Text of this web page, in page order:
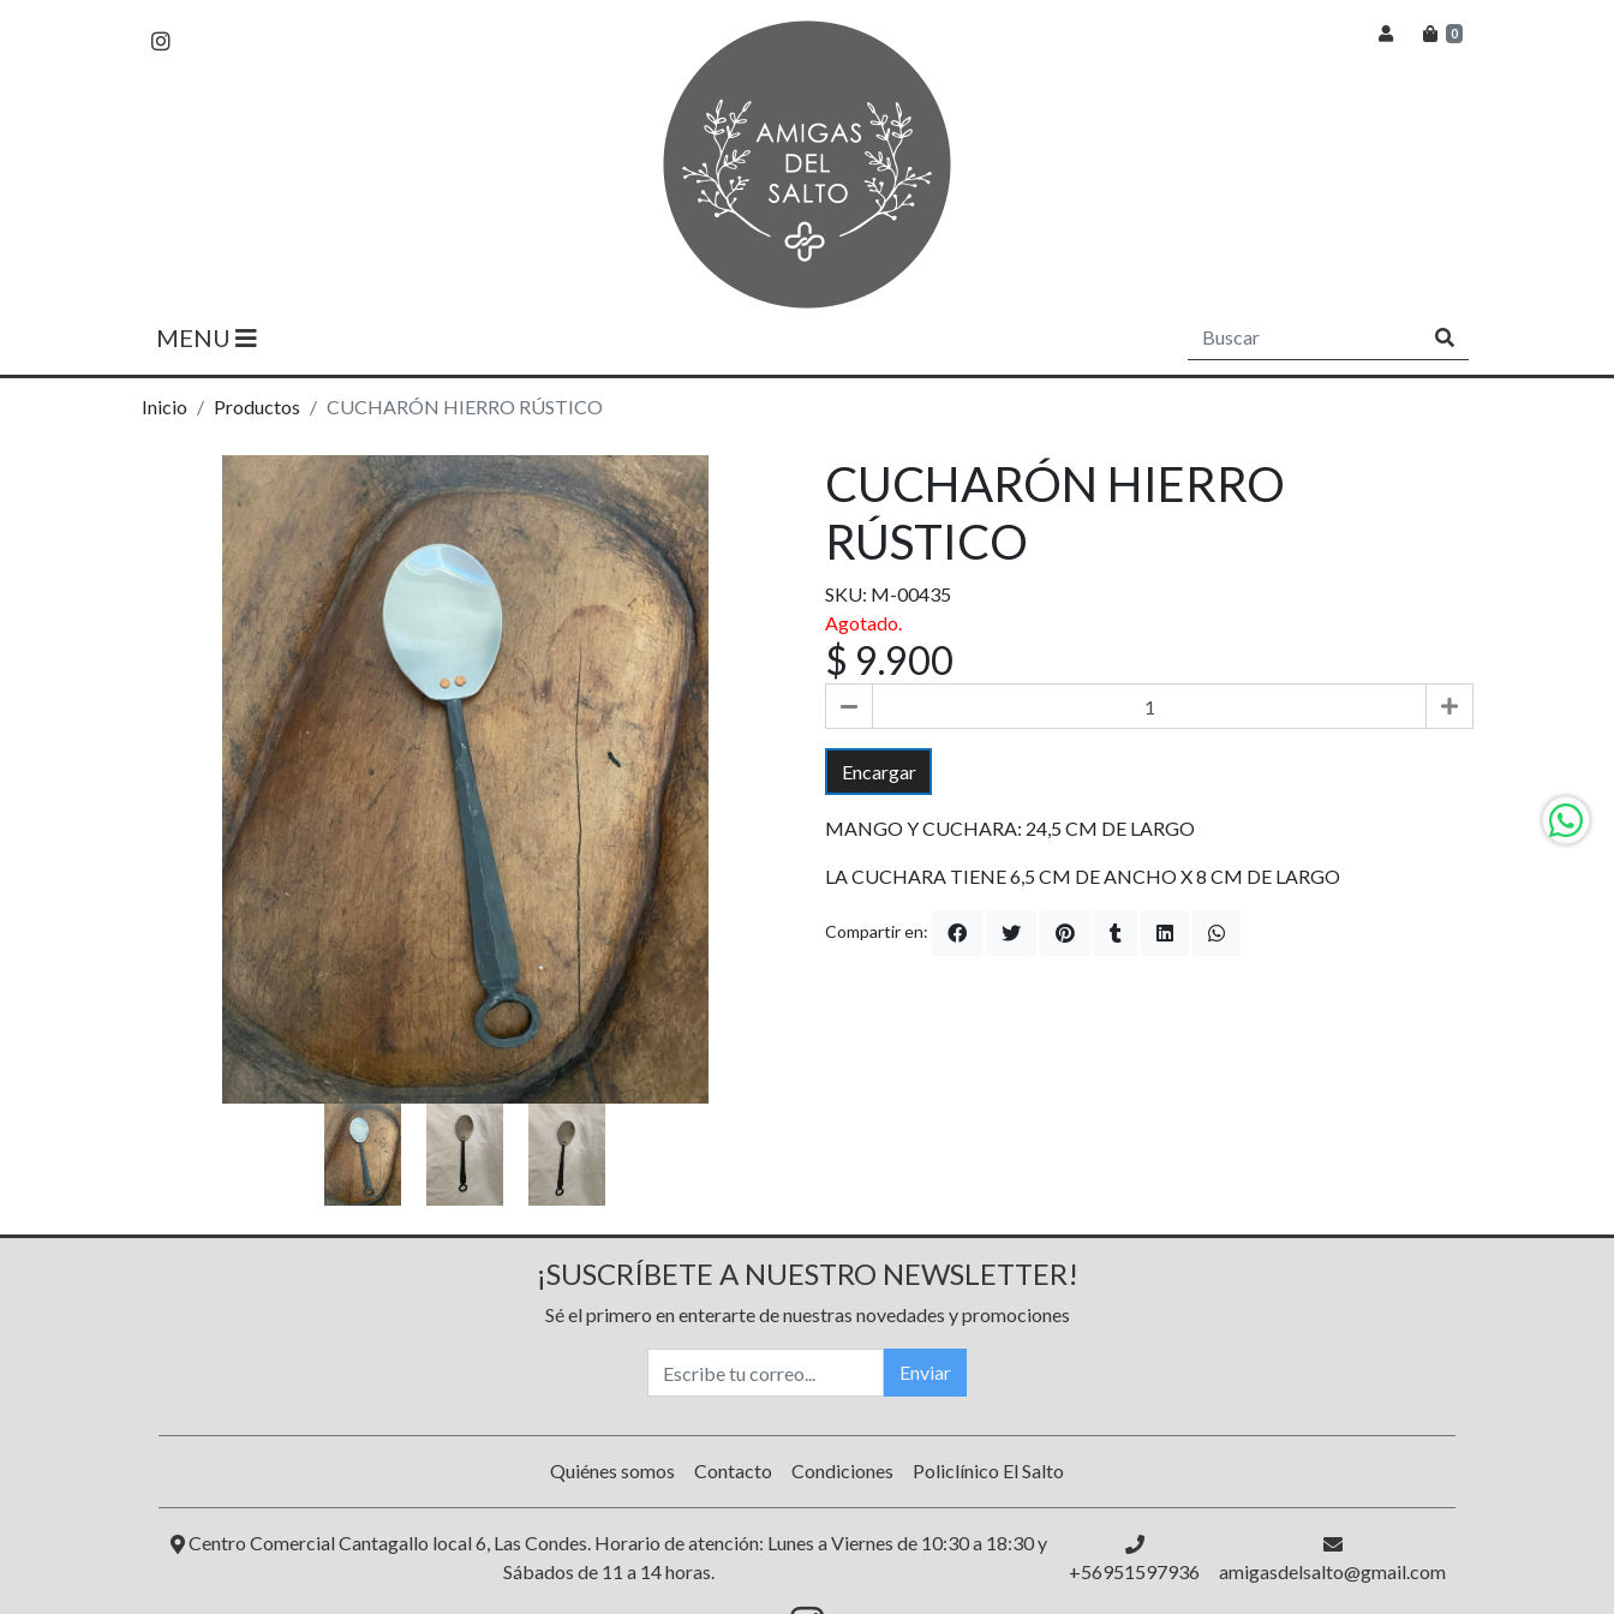
0
MENU
Inicio Productos CUCHARÓN HIERRO RÚSTICO
CUCHARÓN HIERRO
RÚSTICO
SKU: M-00435
Agotado.
$ 9.900
Encargar
MANGO Y CUCHARA: 24,5 CM DE LARGO
LA CUCHARA TIENE 6,5 CM DE ANCHO X 8 CM DE LARGO
Compartir en:
¡SUSCRÍBETE A NUESTRO NEWSLETTER!
Sé el primero en enterarte de nuestras novedades y promociones
Enviar
Quiénes somos Contacto Condiciones Policlínico El Salto
Centro Comercial Cantagallo local 6, Las Condes. Horario de atención: Lunes a Viernes de 10:30 a 18:30 y
Sábados de 11 a 14 horas.
+56951597936 amigasdelsalto@gmail.com